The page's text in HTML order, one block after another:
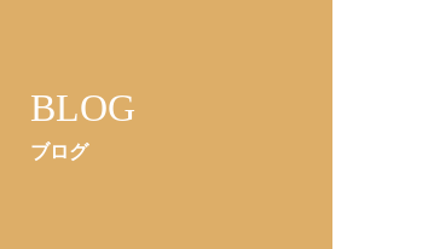
BLOG
ブログ